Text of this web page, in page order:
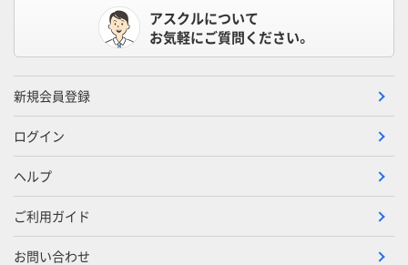
アスクルについて
お気軽にご質問ください。
新規会員登録
ログイン
ヘルプ
ご利用ガイド
お問い合わせ